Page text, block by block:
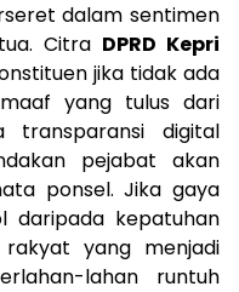
dalam sentimen
Citra DPRD Kepri
jika tidak ada
yang tulus dari
transparansi digital
pejabat akan
ponsel. Jika gaya
daripada kepatuhan
yang menjadi
lahan runtuh